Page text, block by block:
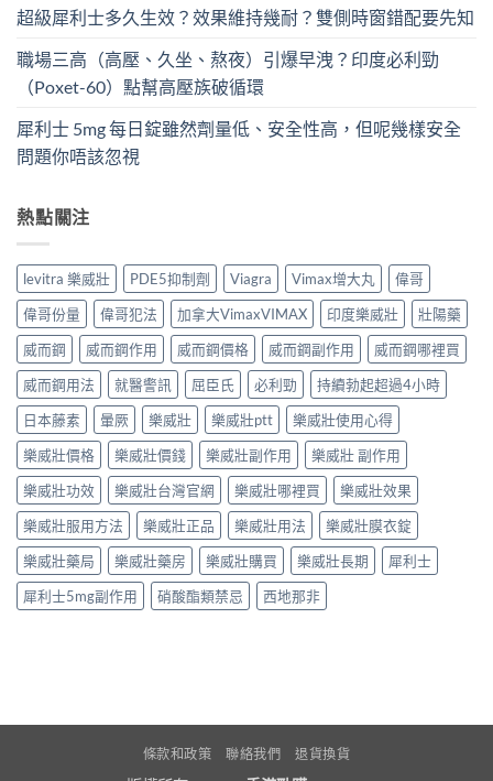
超級犀利士多久生效？效果維持幾耐？雙側時窗錯配要先知
職場三高（高壓、久坐、熬夜）引爆早洩？印度必利勁
（Poxet-60）點幫高壓族破循環
犀利士 5mg 每日錠雖然劑量低、安全性高，但呢幾樣安全
問題你唔該忽視
熱點關注
levitra 樂威壯 PDE5抑制劑 Viagra Vimax增大丸
偉哥
偉哥份量
偉哥犯法 加拿大VimaxVIMAX 印度樂威壯
壯陽藥
威而鋼
威而鋼作用 威而鋼價格 威而鋼副作用
威而鋼哪裡買
威而鋼用法
就醫警訊 屈臣氏 必利勁
持續勃起超過4小時
日本藤素
暈厥 樂威壯 樂威壯ptt
樂威壯使用心得
樂威壯價格
樂威壯價錢 樂威壯副作用
樂威壯 副作用
樂威壯功效
樂威壯台灣官網 樂威壯哪裡買
樂威壯效果
樂威壯服用方法
樂威壯正品 樂威壯用法
樂威壯膜衣錠
樂威壯藥局
樂威壯藥房 樂威壯購買 樂威壯長期
犀利士
犀利士5mg副作用
硝酸酯類禁忌 西地那非
條款和政策 聯絡我們 退貨換貨